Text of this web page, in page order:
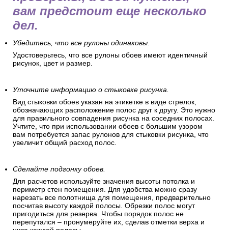
полосы и подготовиться к оклеиванию.
Перед поклейкой обоев
Когда стены подготовлены и
вам предстоит еще несколько
дел.
Убедитесь, что все рулоны одинаковы.
Удостоверьтесь, что все рулоны обоев имеют идентичный
рисунок, цвет и размер.
Уточните информацию о стыковке рисунка.
Вид стыковки обоев указан на этикетке в виде стрелок,
обозначающих расположение полос друг к другу. Это нужно
для правильного совпадения рисунка на соседних полосах.
Учтите, что при использовании обоев с большим узором
вам потребуется запас рулонов для стыковки рисунка, что
увеличит общий расход полос.